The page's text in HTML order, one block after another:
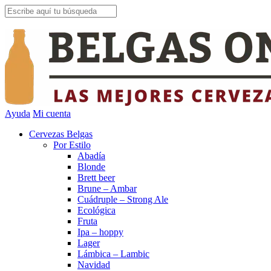
Ayuda Mi cuenta
Cervezas Belgas
Por Estilo
Abadía
Blonde
Brett beer
Brune – Ambar
Cuádruple – Strong Ale
Ecológica
Fruta
Ipa – hoppy
Lager
Lámbica – Lambic
Navidad